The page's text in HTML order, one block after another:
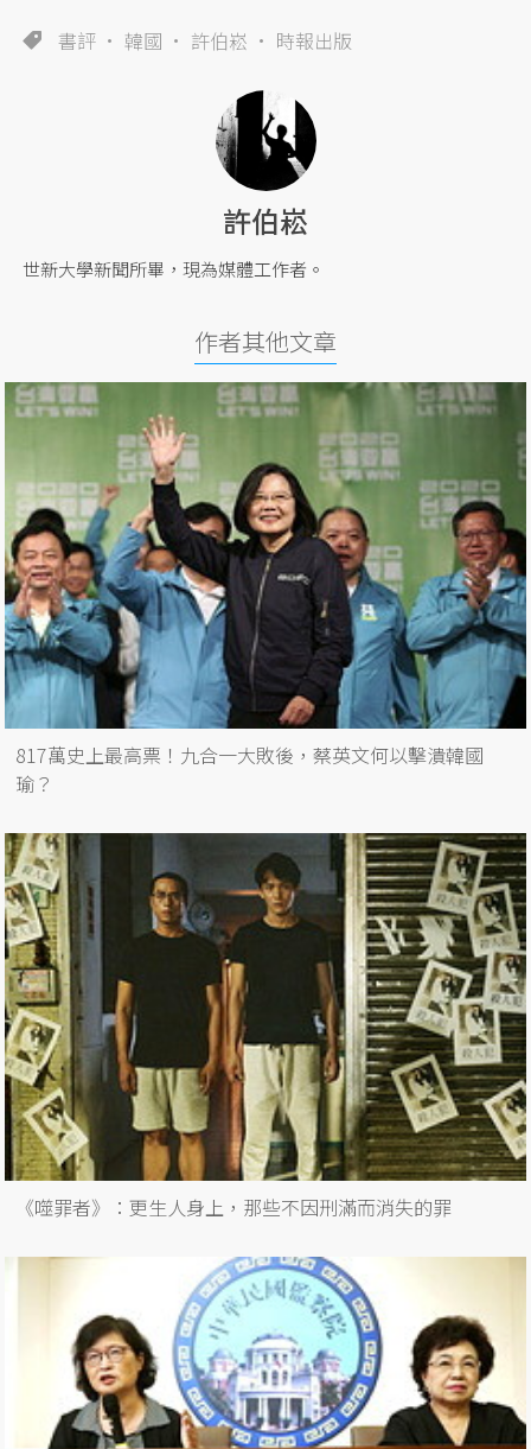
書評 韓國 許伯崧 時報出版
許伯崧
世新大學新聞所畢，現為媒體工作者。
作者其他文章
817萬史上最高票！九合一大敗後，蔡英文何以擊潰韓國
瑜？
《噬罪者》：更生人身上，那些不因刑滿而消失的罪